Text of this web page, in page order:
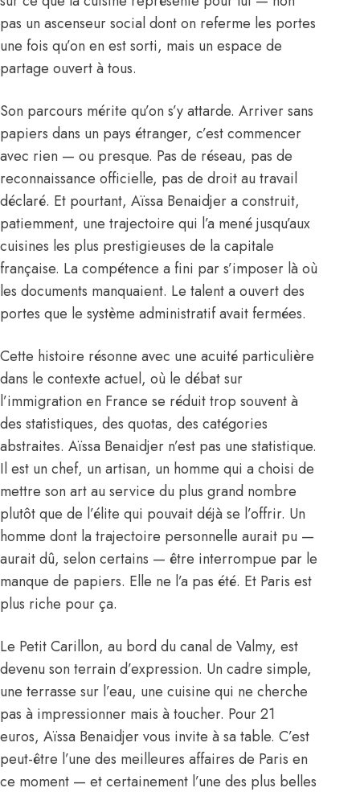
pas un ascenseur social dont on referme les portes
une fois qu’on en est sorti, mais un espace de
partage ouvert à tous.
Son parcours mérite qu’on s’y attarde. Arriver sans
papiers dans un pays étranger, c’est commencer
avec rien — ou presque. Pas de réseau, pas de
reconnaissance officielle, pas de droit au travail
déclaré. Et pourtant, Aïssa Benaidjer a construit,
patiemment, une trajectoire qui l’a mené jusqu’aux
cuisines les plus prestigieuses de la capitale
française. La compétence a fini par s’imposer là où
les documents manquaient. Le talent a ouvert des
portes que le système administratif avait fermées.
Cette histoire résonne avec une acuité particulière
dans le contexte actuel, où le débat sur
l’immigration en France se réduit trop souvent à
des statistiques, des quotas, des catégories
abstraites. Aïssa Benaidjer n’est pas une statistique.
Il est un chef, un artisan, un homme qui a choisi de
mettre son art au service du plus grand nombre
plutôt que de l’élite qui pouvait déjà se l’offrir. Un
homme dont la trajectoire personnelle aurait pu —
aurait dû, selon certains — être interrompue par le
manque de papiers. Elle ne l’a pas été. Et Paris est
plus riche pour ça.
Le Petit Carillon, au bord du canal de Valmy, est
devenu son terrain d’expression. Un cadre simple,
une terrasse sur l’eau, une cuisine qui ne cherche
pas à impressionner mais à toucher. Pour 21
euros, Aïssa Benaidjer vous invite à sa table. C’est
peut-être l’une des meilleures affaires de Paris en
ce moment — et certainement l’une des plus belles